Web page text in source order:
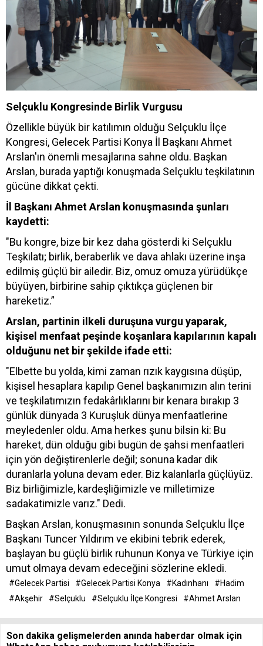
Selçuklu Kongresinde Birlik Vurgusu
Özellikle büyük bir katılımın olduğu Selçuklu İlçe
Kongresi, Gelecek Partisi Konya İl Başkanı Ahmet
Arslan'ın önemli mesajlarına sahne oldu. Başkan
Arslan, burada yaptığı konuşmada Selçuklu teşkilatının
gücüne dikkat çekti.
İl Başkanı Ahmet Arslan konuşmasında şunları
kaydetti:
"Bu kongre, bize bir kez daha gösterdi ki Selçuklu
Teşkilatı; birlik, beraberlik ve dava ahlakı üzerine inşa
edilmiş güçlü bir ailedir. Biz, omuz omuza yürüdükçe
büyüyen, birbirine sahip çıktıkça güçlenen bir
hareketiz.”
Arslan, partinin ilkeli duruşuna vurgu yaparak,
kişisel menfaat peşinde koşanlara kapılarının kapalı
olduğunu net bir şekilde ifade etti:
"Elbette bu yolda, kimi zaman rızık kaygısına düşüp,
kişisel hesaplara kapılıp Genel başkanımızın alın terini
ve teşkilatımızın fedakârlıklarını bir kenara bırakıp 3
günlük dünyada 3 Kuruşluk dünya menfaatlerine
meyledenler oldu. Ama herkes şunu bilsin ki: Bu
hareket, dün olduğu gibi bugün de şahsi menfaatleri
için yön değiştirenlerle değil; sonuna kadar dik
duranlarla yoluna devam eder. Biz kalanlarla güçlüyüz.
Biz birliğimizle, kardeşliğimizle ve milletimize
sadakatimizle varız." Dedi.
Başkan Arslan, konuşmasının sonunda Selçuklu İlçe
Başkanı Tuncer Yıldırım ve ekibini tebrik ederek,
başlayan bu güçlü birlik ruhunun Konya ve Türkiye için
umut olmaya devam edeceğini sözlerine ekledi.
#Gelecek Partisi #Gelecek Partisi Konya #Kadınhanı
#Hadim
#Akşehir
#Selçuklu #Selçuklu İlçe Kongresi #Ahmet Arslan
Son dakika gelişmelerden anında haberdar olmak için